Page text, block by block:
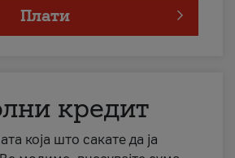
Плати
кредит
која што сакате да ја